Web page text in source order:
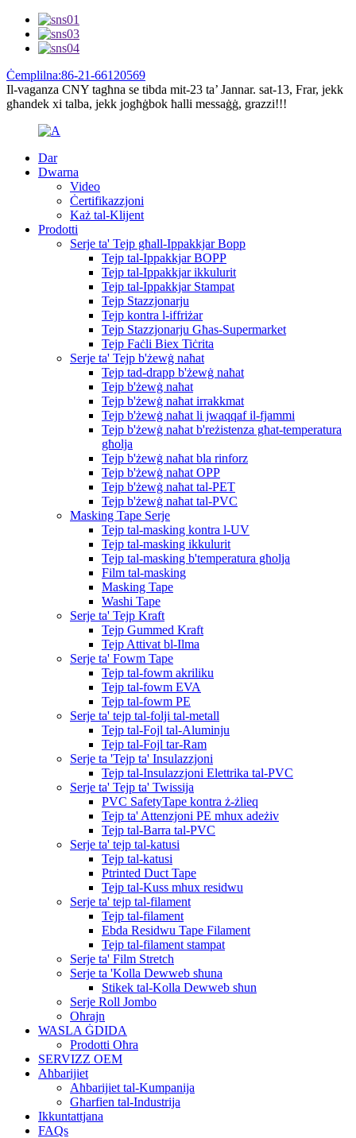
Ċemplilna:86-21-66120569
Il-vaganza CNY tagħna se tibda mit-23 ta’ Jannar. sat-13, Frar, jekk
għandek xi talba, jekk jogħġbok ħalli messaġġ, grazzi!!!
Dar
Dwarna
Video
Ċertifikazzjoni
Każ tal-Klijent
Prodotti
Serje ta' Tejp għall-Ippakkjar Bopp
Tejp tal-Ippakkjar BOPP
Tejp tal-Ippakkjar ikkulurit
Tejp tal-Ippakkjar Stampat
Tejp Stazzjonarju
Tejp kontra l-iffriżar
Tejp Stazzjonarju Għas-Supermarket
Tejp Faċli Biex Tiċrita
Serje ta' Tejp b'żewġ naħat
Tejp tad-drapp b'żewġ naħat
Tejp b'żewġ naħat
Tejp b'żewġ naħat irrakkmat
Tejp b'żewġ naħat li jwaqqaf il-fjammi
Tejp b'żewġ naħat b'reżistenza għat-temperatura
għolja
Tejp b'żewġ naħat bla rinforz
Tejp b'żewġ naħat OPP
Tejp b'żewġ naħat tal-PET
Tejp b'żewġ naħat tal-PVC
Masking Tape Serje
Tejp tal-masking kontra l-UV
Tejp tal-masking ikkulurit
Tejp tal-masking b'temperatura għolja
Film tal-masking
Masking Tape
Washi Tape
Serje ta' Tejp Kraft
Tejp Gummed Kraft
Tejp Attivat bl-Ilma
Serje ta' Fowm Tape
Tejp tal-fowm akriliku
Tejp tal-fowm EVA
Tejp tal-fowm PE
Serje ta' tejp tal-folji tal-metall
Tejp tal-Fojl tal-Aluminju
Tejp tal-Fojl tar-Ram
Serje ta 'Tejp ta' Insulazzjoni
Tejp tal-Insulazzjoni Elettrika tal-PVC
Serje ta' Tejp ta' Twissija
PVC SafetyTape kontra ż-żlieq
Tejp ta' Attenzjoni PE mhux adeżiv
Tejp tal-Barra tal-PVC
Serje ta' tejp tal-katusi
Tejp tal-katusi
Ptrinted Duct Tape
Tejp tal-Kuss mhux residwu
Serje ta' tejp tal-filament
Tejp tal-filament
Ebda Residwu Tape Filament
Tejp tal-filament stampat
Serje ta' Film Stretch
Serje ta 'Kolla Dewweb sħuna
Stikek tal-Kolla Dewweb sħun
Serje Roll Jombo
Oħrajn
WASLA ĠDIDA
Prodotti Oħra
SERVIZZ OEM
Aħbarijiet
Aħbarijiet tal-Kumpanija
Għarfien tal-Industrija
Ikkuntattjana
FAQs